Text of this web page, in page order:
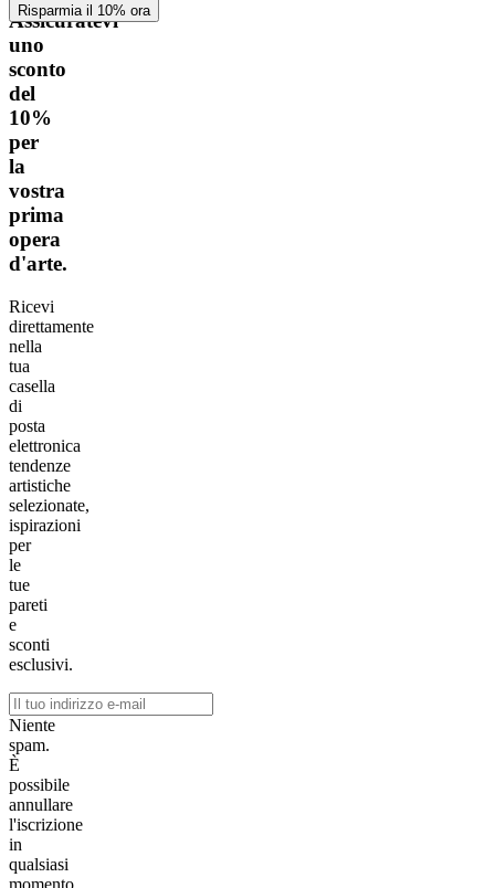
Assicuratevi
uno
sconto
del
10%
per
la
vostra
prima
opera
d'arte.
Ricevi
direttamente
nella
tua
casella
di
posta
elettronica
tendenze
artistiche
selezionate,
ispirazioni
per
le
tue
pareti
e
sconti
esclusivi.
Niente
spam.
È
possibile
annullare
l'iscrizione
in
qualsiasi
momento.
Risparmia il 10% ora